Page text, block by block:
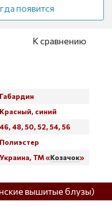
появится
К сравнению
Габардин
Красный, синий
46, 48, 50, 52, 54, 56
Полиэстер
Украина, ТМ «Козачок»
вышитые блузы)